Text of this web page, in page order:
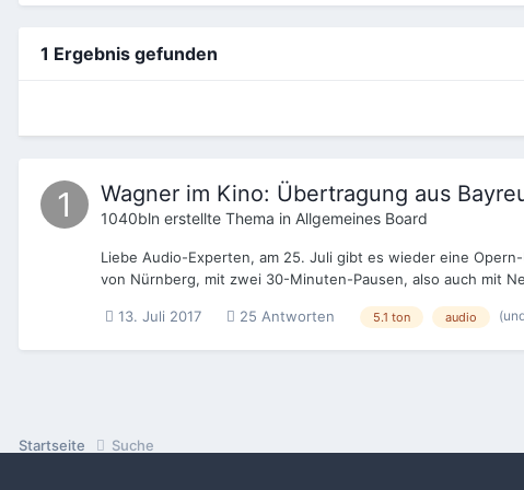
1 Ergebnis gefunden
Wagner im Kino: Übertragung aus
1040bln erstellte Thema in Allgemeines Board
Liebe Audio-Experten, am 25. Juli gibt es wieder eine
von Nürnberg, mit zwei 30-Minuten-Pausen, also auch mit
13. Juli 2017 25 Antworten 5.1 ton audio
Startseite Suche